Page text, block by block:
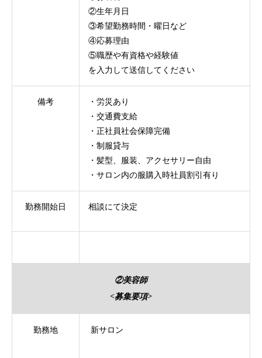
②生年月日
③希望勤務時間・曜日など
④応募理由
⑤職歴や有資格や経験値
を入力して送信してください
備考
・労災あり
・交通費支給
・正社員社会保障完備
・制服貸与
・髪型、服装、アクセサリー自由
・サロン内の服購入時社員割引有り
勤務開始日 相談にて決定
②美容師
<募集要項>
勤務地 新サロン